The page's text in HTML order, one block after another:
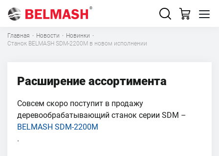
Главная · Новости · Новинки ·
Станок BELMASH SDM-2200M в новом исполнении
Расширение ассортимента
Совсем скоро поступит в продажу
деревообрабатывающий станок серии SDM –
BELMASH SDM-2200M
.